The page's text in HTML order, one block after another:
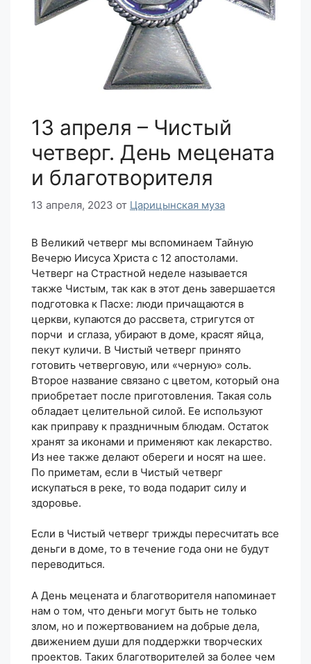
13 апреля – Чистый
четверг. День мецената
и благотворителя
13 апреля, 2023 от Царицынская муза
В Великий четверг мы вспоминаем Тайную
Вечерю Иисуса Христа с 12 апостолами.
Четверг на Страстной неделе называется
также Чистым, так как в этот день завершается
подготовка к Пасхе: люди причащаются в
церкви, купаются до рассвета, стригутся от
порчи и сглаза, убирают в доме, красят яйца,
пекут куличи. В Чистый четверг принято
готовить четверговую, или «черную» соль.
Второе название связано с цветом, который она
приобретает после приготовления. Такая соль
обладает целительной силой. Ее используют
как приправу к праздничным блюдам. Остаток
хранят за иконами и применяют как лекарство.
Из нее также делают обереги и носят на шее.
По приметам, если в Чистый четверг
искупаться в реке, то вода подарит силу и
здоровье.
Если в Чистый четверг трижды пересчитать все
деньги в доме, то в течение года они не будут
переводиться.
А День мецената и благотворителя напоминает
нам о том, что деньги могут быть не только
злом, но и пожертвованием на добрые дела,
движением души для поддержки творческих
проектов. Таких благотворителей за более чем